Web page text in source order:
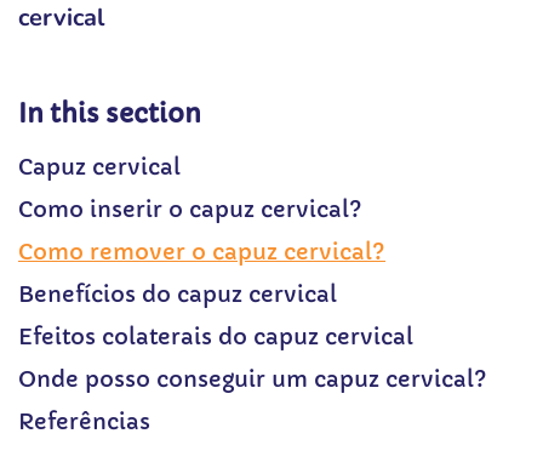
cervical
In this section
Capuz cervical
Como inserir o capuz cervical?
Como remover o capuz cervical?
Benefícios do capuz cervical
Efeitos colaterais do capuz cervical
Onde posso conseguir um capuz cervical?
Referências